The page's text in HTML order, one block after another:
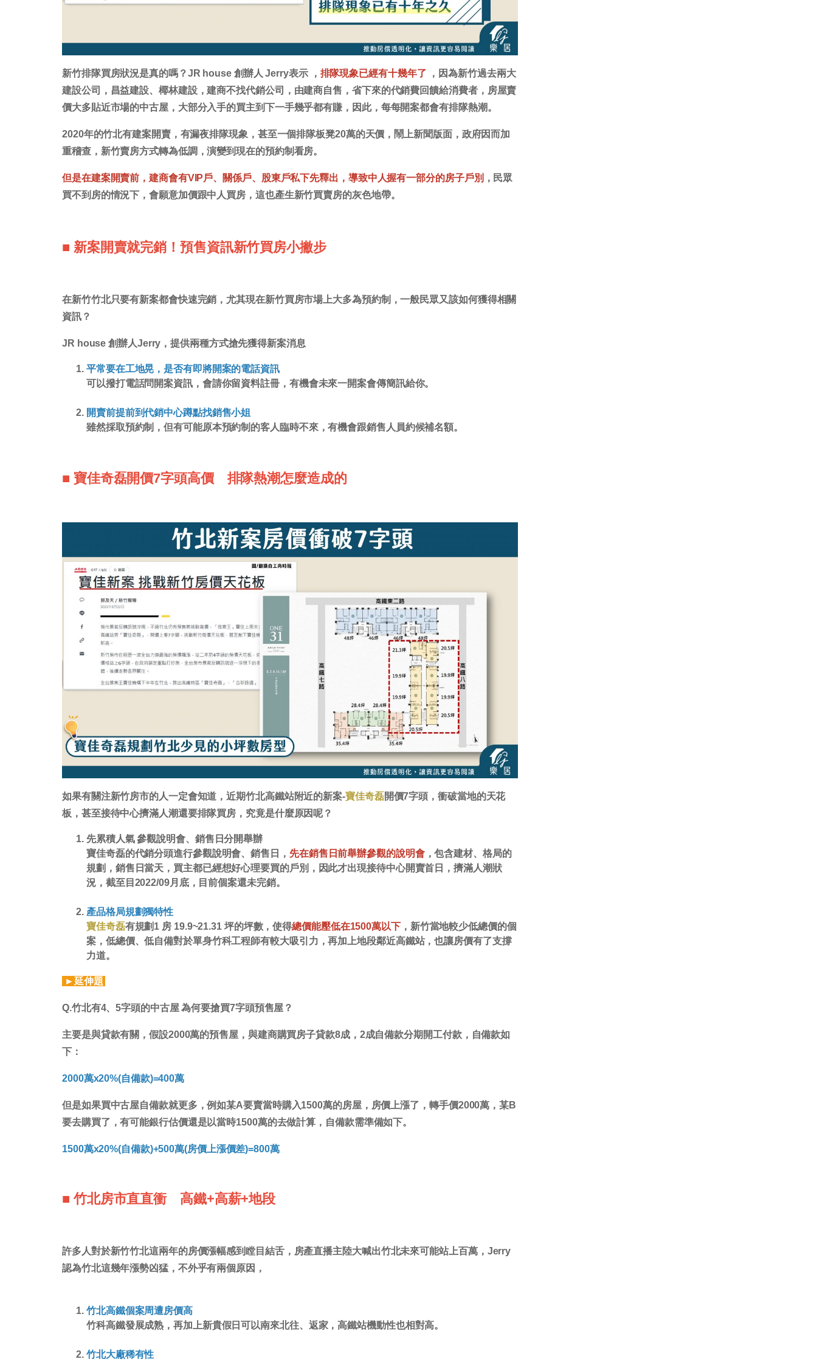
新竹排隊買房狀況是真的嗎？JR house 創辦人 Jerry表示 ， 排隊現象已經有十幾年了
，因為新竹過去兩大
建設公司，昌益建設、椰林建設，建商不找代銷公司，由建商自售，省下來的代銷費回饋給消費者，房屋賣
價大多貼近市場的中古屋，大部分入手的買主到下一手幾乎都有賺，因此，每每開案都會有排隊熱潮。
2020年的竹北有建案開賣，有漏夜排隊現象，甚至一個排隊板凳20萬的天價，鬧上新聞版面，政府因而加
重稽查，新竹賣房方式轉為低調，演變到現在的預約制看房。
但是在建案開賣前，建商會有VIP戶、關係戶、股東戶私下先釋出，導致中人握有一部分的房子戶別 ，民眾
買不到房的情況下，會願意加價跟中人買房，這也產生新竹買賣房的灰色地帶。
■ 新案開賣就完銷！預售資訊新竹買房小撇步
在新竹竹北只要有新案都會快速完銷，尤其現在新竹買房市場上大多為預約制，一般民眾又該如何獲得相關
資訊？
JR house 創辦人Jerry，提供兩種方式搶先獲得新案消息
平常要在工地晃，是否有即將開案的電話資訊
可以撥打電話問開案資訊，會請你留資料註冊，有機會未來一開案會傳簡訊給你。
開賣前提前到代銷中心蹲點找銷售小姐
雖然採取預約制，但有可能原本預約制的客人臨時不來，有機會跟銷售人員約候補名額。
■ 寶佳奇磊開價7字頭高價 排隊熱潮怎麼造成的
如果有關注新竹房市的人一定會知道，近期竹北高鐵站附近的新案-寶佳奇磊開價7字頭，衝破當地的天花
板，甚至接待中心擠滿人潮還要排隊買房，究竟是什麼原因呢？
先累積人氣 參觀說明會、銷售日分開舉辦
寶佳奇磊的代銷分頭進行參觀說明會、銷售日， 先在銷售日前舉辦參觀的說明會，包含建材、格局的
規劃，銷售日當天，買主都已經想好心理要買的戶別，因此才出現接待中心開賣首日，擠滿人潮狀
況，截至目2022/09月底，目前個案還未完銷。
產品格局規劃獨特性
寶佳奇磊有規劃1 房 19.9~21.31 坪的坪數，使得總價能壓低在1500萬以下，新竹當地較少低總價的個
案，低總價、低自備對於單身竹科工程師有較大吸引力，再加上地段鄰近高鐵站，也讓房價有了支撐
力道。
►延伸題
Q.竹北有4、5字頭的中古屋 為何要搶買7字頭預售屋？
主要是與貸款有關，假設2000萬的預售屋，與建商購買房子貸款8成，2成自備款分期開工付款，自備款如
下：
2000萬x20%(自備款)=400萬
但是如果買中古屋自備款就更多，例如某A要賣當時購入1500萬的房屋，房價上漲了，轉手價2000萬，某B
要去購買了，有可能銀行估價還是以當時1500萬的去做計算，自備款需準備如下。
1500萬x20%(自備款)+500萬(房價上漲價差)=800萬
■ 竹北房市直直衝 高鐵+高薪+地段
許多人對於新竹竹北這兩年的房價漲幅感到瞠目結舌，房產直播主陸大喊出竹北未來可能站上百萬，Jerry
認為竹北這幾年漲勢凶猛，不外乎有兩個原因，
竹北高鐵個案周遭房價高
竹科高鐵發展成熟，再加上新貴假日可以南來北往、返家，高鐵站機動性也相對高。
竹北大廠稀有性